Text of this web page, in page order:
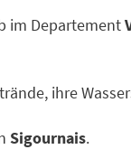
im Departement
ihre
Sigournais.